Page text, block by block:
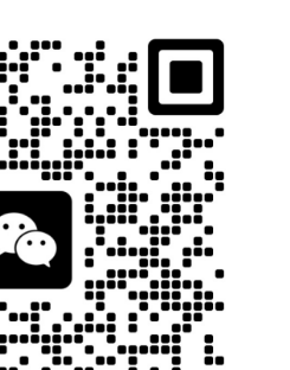
众筹平台
社媒平台
Facebook
Shopify 众筹平台
MightyCause